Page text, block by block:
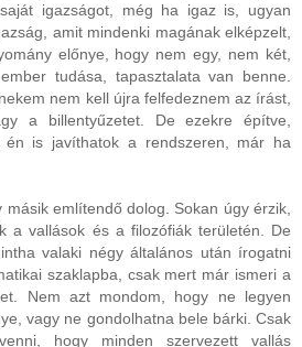
igazságot, még ha igaz is, ugyan
amit mindenki magának elképzelt,
előnye, hogy nem egy, nem két,
tudása, tapasztalata van benne.
nem kell újra felfedeznem az írást,
a billentyűzetet. De ezekre építve,
én is javíthatok a rendszeren, már ha
másik említendő dolog. Sokan úgy érzik,
a vallások és a filozófiák területén. De
valaki négy általános után írogatni
szaklapba, csak mert már ismeri a
Nem azt mondom, hogy ne legyen
vagy ne gondolhatna bele bárki. Csak
hogy minden szervezett vallás